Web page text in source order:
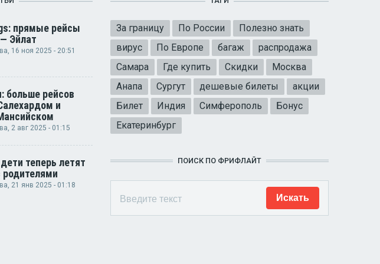
прямые рейсы
Эйлат
, 16 ноя 2025 - 20:51
больше рейсов
и
, 2 авг 2025 - 01:15
теперь летят
, 21 янв 2025 - 01:18
За границу По России
Полезно знать
вирус
По Европе багаж
распродажа
Самара
Где купить Скидки
Москва
Анапа
Сургут дешевые билеты
акции
Билет
Индия Симферополь
Бонус
Екатеринбург
ПОИСК ПО ФРИФЛАЙТ